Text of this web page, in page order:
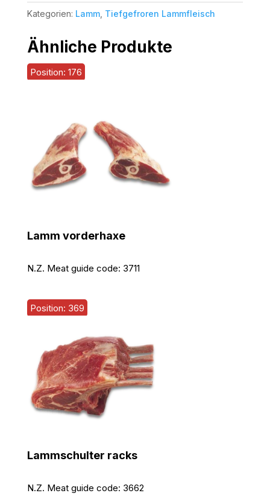
Kategorien: Lamm, Tiefgefroren Lammfleisch
Ähnliche Produkte
Position: 176
Lamm vorderhaxe
N.Z. Meat guide code: 3711
Position: 369
Lammschulter racks
N.Z. Meat guide code: 3662